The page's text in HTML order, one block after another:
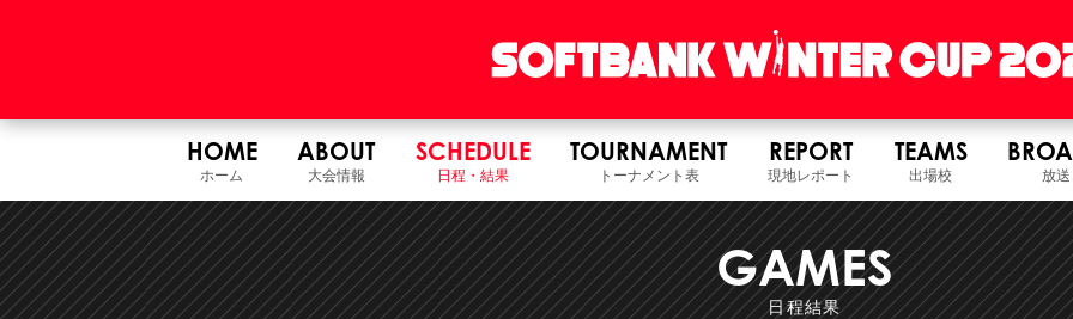
HOME
ホーム
ABOUT
大会情報
SCHEDULE
日程・結果
TOURNAMENT
トーナメント表
REPORT
現地レポート
TEAMS
出場校 放
GAMES
日程結果